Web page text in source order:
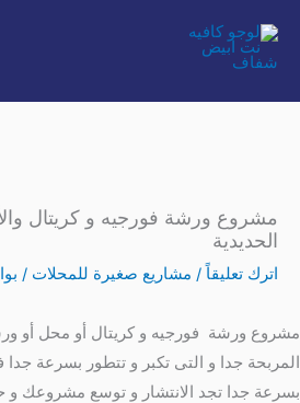
مشروع ورشة فورجيه و كريتال
الحديدية
اترك تعليقاً / مشاريع صغيرة للمحلات/
ورشة فورجيه و كريتال أو محل أو
جدا و التى تكبر و تتطور بسرعة
جدا تجد الانتشار و توسع مشروعك و